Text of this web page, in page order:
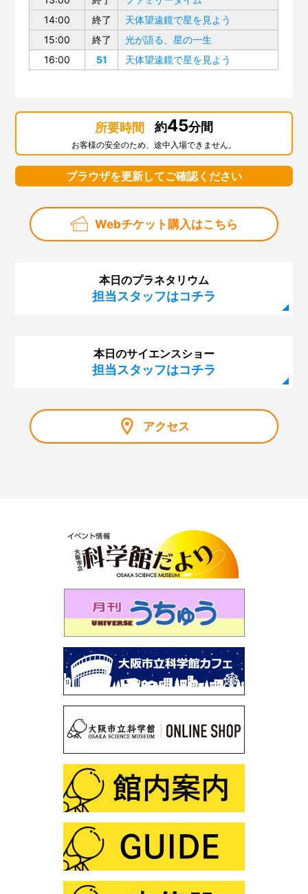
14:00
終了
天体望遠鏡で星を見よう
15:00
終了
光が語る、星の一生
16:00
51 天体望遠鏡で星を見よう
所要時間 約45分間
お客様の安全のため、途中入場できません。
ブラウザを更新してご確認ください
Webチケット購入はこちら
本日のプラネタリウム
担当スタッフはコチラ
本日のサイエンスショー
担当スタッフはコチラ
アクセス